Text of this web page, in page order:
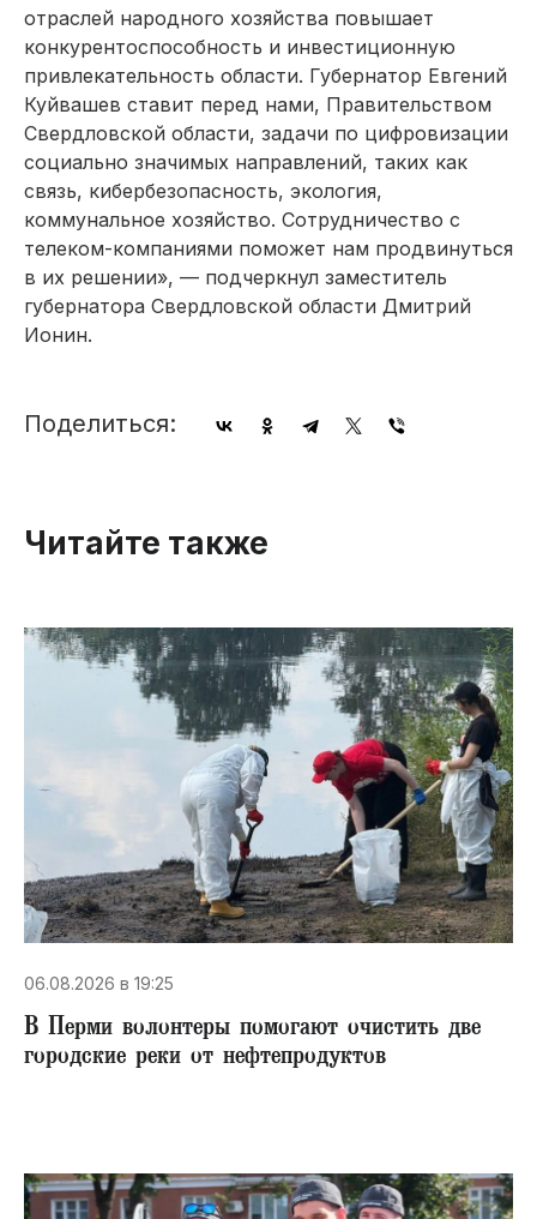
отраслей народного хозяйства повышает
конкурентоспособность и инвестиционную
привлекательность области. Губернатор Евгений
Куйвашев ставит перед нами, Правительством
Свердловской области, задачи по цифровизации
социально значимых направлений, таких как
связь, кибербезопасность, экология,
коммунальное хозяйство. Сотрудничество с
телеком-компаниями поможет нам продвинуться
в их решении», — подчеркнул заместитель
губернатора Свердловской области Дмитрий
Ионин.
Поделиться:
Читайте также
06.08.2026 в 19:25
В Перми волонтеры помогают очистить две
городские реки от нефтепродуктов